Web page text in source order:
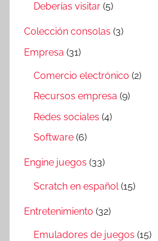
Deberías visitar (5)
Colección consolas (3)
Empresa (31)
Comercio electrónico (2)
Recursos empresa (9)
Redes sociales (4)
Software (6)
Engine juegos (33)
Scratch en español (15)
Entretenimiento (32)
Emuladores de juegos (15)